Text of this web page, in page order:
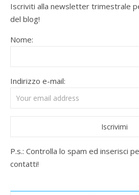
Iscriviti alla newsletter trimestrale
del blog!
Nome:
Indirizzo e-mail:
P.s.: Controlla lo spam ed inserisci
contatti!